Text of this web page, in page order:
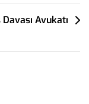
Avukatı